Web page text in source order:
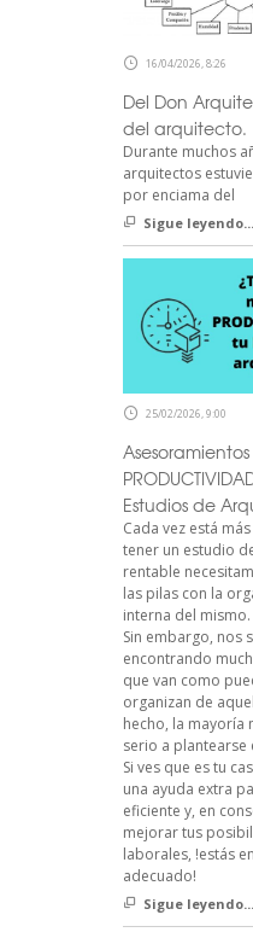
16/04/2026, 8:26
Del Don
del arquitecto.
Durante muchos
arquitectos
por enciama del
Sigue leyendo...
25/02/2026, 9:00
Estudios de
Cada vez está
tener un estudio
rentable
las pilas con la
interna del mismo.
Sin embargo, nos
encontrando
que van como
organizan de
hecho, la mayoría
serio a plantearse
Si ves que es tu
una ayuda extra
eficiente y, en
mejorar tus
laborales, !estás
adecuado!
Sigue leyendo...